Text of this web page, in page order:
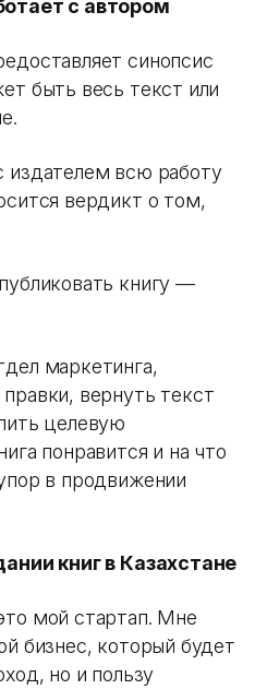
с автором
синопсис
быть весь текст или
всю работу
вердикт о том,
книгу —
маркетинга,
вернуть текст
целевую
понравится и на что
в продвижении
книг в Казахстане
мой стартап. Мне
бизнес, который будет
но и пользу